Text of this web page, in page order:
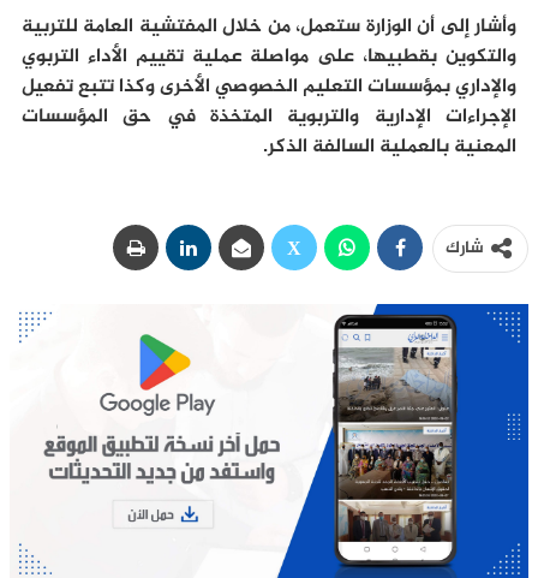
وأشار إلى أن الوزارة ستعمل، من خلال المفتشية العامة للتربية
والتكوين بقطبيها، على مواصلة عملية تقييم الأداء التربوي
والإداري بمؤسسات التعليم الخصوصي الأخرى وكذا تتبع تفعيل
الإجراءات الإدارية والتربوية المتخذة في حق المؤسسات
المعنية بالعملية السالفة الذكر.
شارك